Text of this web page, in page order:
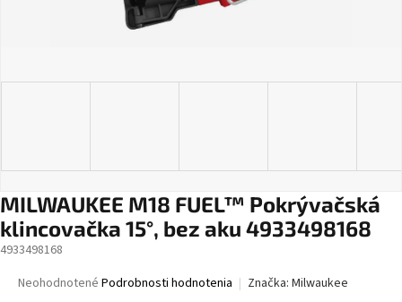
MILWAUKEE M18 FUEL™ Pokrývačská
klincovačka 15°, bez aku 4933498168
4933498168
Priemerné
Neohodnotené Podrobnosti hodnotenia Značka: Milwaukee